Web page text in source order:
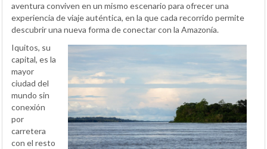
aventura conviven en un mismo escenario para ofrecer una
experiencia de viaje auténtica, en la que cada recorrido permite
descubrir una nueva forma de conectar con la Amazonía.
Iquitos, su
capital, es la
mayor
ciudad del
mundo sin
conexión
por
carretera
con el resto